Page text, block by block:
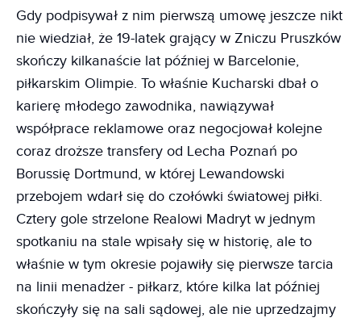
Gdy podpisywał z nim pierwszą umowę jeszcze nikt
nie wiedział, że 19-latek grający w Zniczu Pruszków
skończy kilkanaście lat później w Barcelonie,
piłkarskim Olimpie. To właśnie Kucharski dbał o
karierę młodego zawodnika, nawiązywał
współprace reklamowe oraz negocjował kolejne
coraz droższe transfery od Lecha Poznań po
Borussię Dortmund, w której Lewandowski
przebojem wdarł się do czołówki światowej piłki.
Cztery gole strzelone Realowi Madryt w jednym
spotkaniu na stale wpisały się w historię, ale to
właśnie w tym okresie pojawiły się pierwsze tarcia
na linii menadżer - piłkarz, które kilka lat później
skończyły się na sali sądowej, ale nie uprzedzajmy